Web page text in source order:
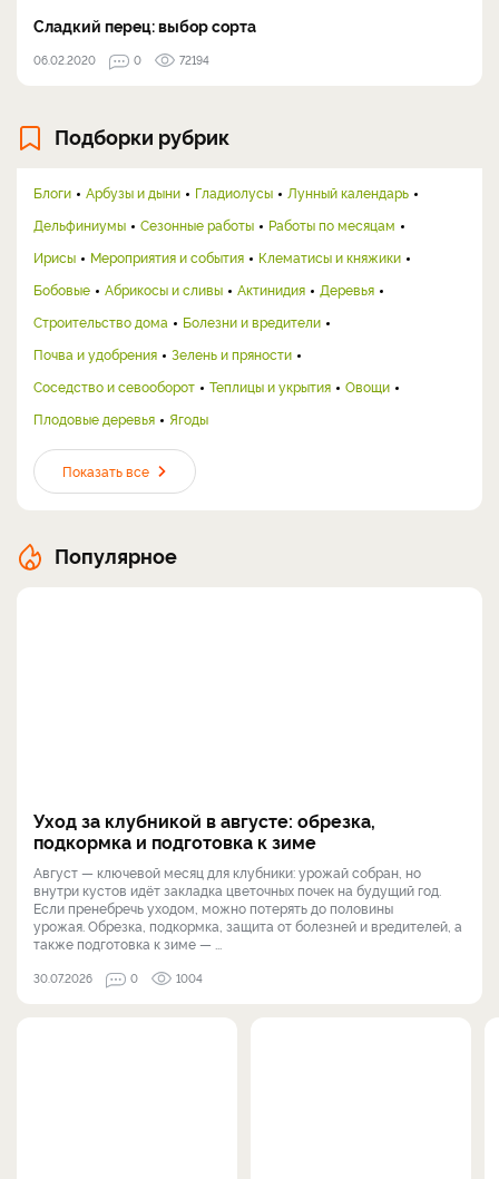
Сладкий перец: выбор сорта
06.02.2020 0 72194
Подборки рубрик
Блоги Арбузы и дыни Гладиолусы
Лунный календарь
Дельфиниумы
Сезонные работы
Работы по месяцам
Ирисы
Мероприятия и события
Клематисы и княжики
Бобовые
Абрикосы и сливы Актинидия
Деревья
Строительство дома
Болезни и вредители
Почва и удобрения
Зелень и пряности
Соседство и севооборот
Теплицы и укрытия
Овощи
Плодовые деревья
Ягоды
Показать все
Популярное
Уход за клубникой в августе: обрезка,
подкормка и подготовка к зиме
Август — ключевой месяц для клубники: урожай собран, но
внутри кустов идёт закладка цветочных почек на будущий год.
Если пренебречь уходом, можно потерять до половины
урожая. Обрезка, подкормка, защита от болезней и вредителей, а
также подготовка к зиме — ...
30.07.2026 0 1004